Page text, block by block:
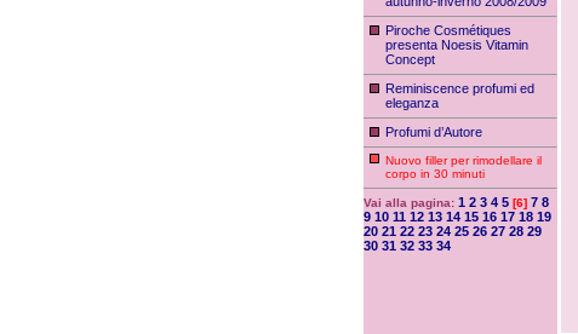
Piroche Cosmétiques
presenta Noesis Vitamin
Concept
Reminiscence profumi ed
eleganza
Profumi d’Autore
Nuovo filler per rimodellare il
corpo in 30 minuti
Vai alla pagina: 1 2 3 4 5 [6] 7 8
9 10 11 12 13 14 15 16 17 18 19
20 21 22 23 24 25 26 27 28 29
30 31 32 33 34